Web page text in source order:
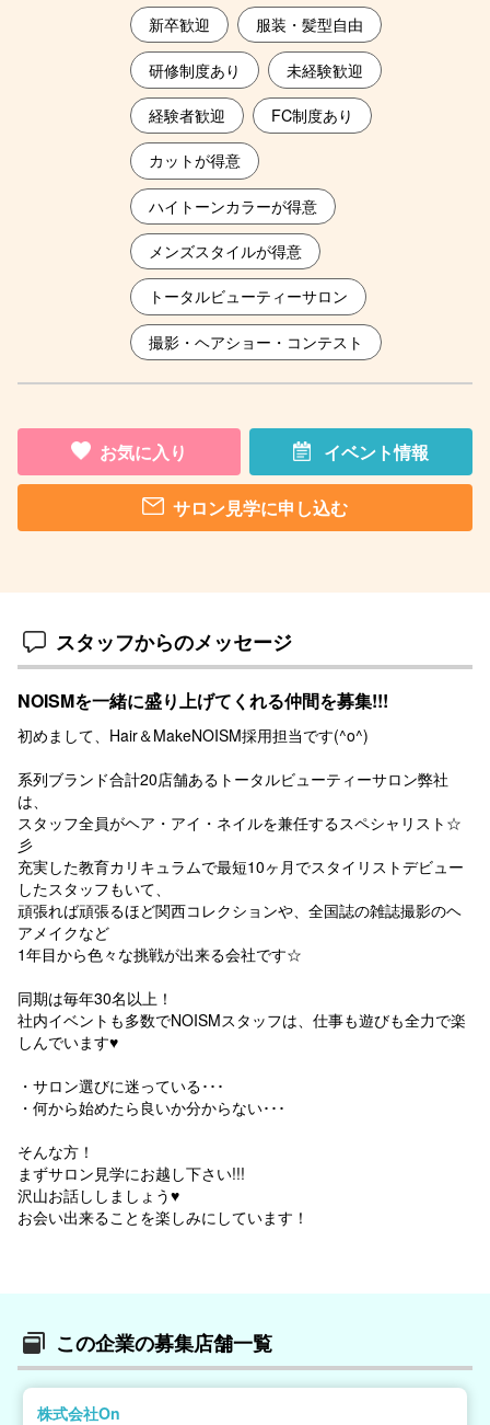
新卒歓迎 服装・髪型自由
研修制度あり 未経験歓迎
経験者歓迎 FC制度あり
カットが得意
ハイトーンカラーが得意
メンズスタイルが得意
トータルビューティーサロン
撮影・ヘアショー・コンテスト
お気に入り イベント情報
サロン見学に申し込む
スタッフからのメッセージ
NOISMを一緒に盛り上げてくれる仲間を募集!!!
初めまして、Hair＆MakeNOISM採用担当です(^o^)
系列ブランド合計20店舗あるトータルビューティーサロン弊社
は、
スタッフ全員がヘア・アイ・ネイルを兼任するスペシャリスト☆
彡
充実した教育カリキュラムで最短10ヶ月でスタイリストデビュー
したスタッフもいて、
頑張れば頑張るほど関西コレクションや、全国誌の雑誌撮影のヘ
アメイクなど
1年目から色々な挑戦が出来る会社です☆
同期は毎年30名以上！
社内イベントも多数でNOISMスタッフは、仕事も遊びも全力で楽
しんでいます♥
・サロン選びに迷っている･･･
・何から始めたら良いか分からない･･･
そんな方！
まずサロン見学にお越し下さい!!!
沢山お話ししましょう♥
お会い出来ることを楽しみにしています！
この企業の募集店舗一覧
株式会社On